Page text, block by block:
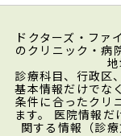
ドクターズ・ファ
のクリニック・病
診療科目、行政区
基本情報だけでな
条件に合ったクリ
ます。 医院情報だ
関する情報（診